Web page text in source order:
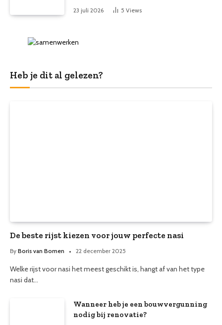
kooptips en belang
23 juli 2026 5 Views
Heb je dit al gelezen?
De beste rijst kiezen voor jouw perfecte nasi
By Boris van Bomen 22 december 2025
Welke rijst voor nasi het meest geschikt is, hangt af van het type
nasi dat…
Wanneer heb je een bouwvergunning
nodig bij renovatie?